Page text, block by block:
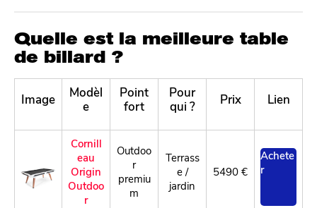
Quelle est la meilleure table
de billard ?
Image
Modèl
e
Point
fort
Pour
qui ?
Prix Lien
Cornill
eau
Origin
Outdoo
r
Outdoo
r
premiu
m
Terrass
e /
jardin
5490 €
Achete
r